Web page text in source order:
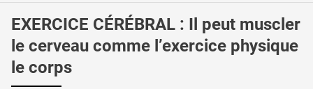
EXERCICE CÉRÉBRAL : Il peut muscler
le cerveau comme l’exercice physique
le corps